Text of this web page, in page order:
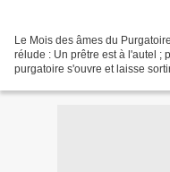
Le Mois des âmes du
rélude : Un prêtre est à l'autel ;
purgatoire s'ouvre et laisse